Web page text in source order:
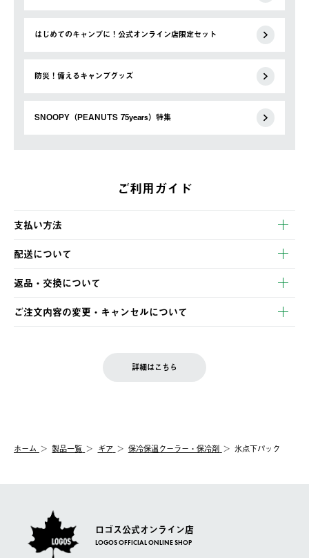
はじめてのキャンプに！公式オンライン店限定セット
防災！備えるキャンプグッズ
SNOOPY（PEANUTS 75years）特集
ご利用ガイド
支払い方法
以下のいずれかの方法でお支払いいただけます。
・クレジットカード決済
・コンビニ決済
・Pay-easy決済
配送について
【発送スケジュール】
ご注文・ご入金完了より2営業日以内に商品を発送いたします。
土日祝の発送はございませんので、木曜日以降のご注文は週明け
の発送となる場合がございます。
【配送業者】
佐川急便にて配送されます。
返品・交換について
※お客様都合の場合
お客様都合の返品にかかる送料は、お客様ご負担とさせていただ
む）は受け付けておりません。
一度お手元の商品を返品いただき、ご希望商品を再注文してくだ
ご注文内容の変更・キャンセルについて
LOGOS FAMILY会員の方は、会員マイページ内 購入履歴画面に
詳細はこちら
ホーム 製品一覧 ギア 保冷保温クーラー・保冷剤 氷点下パック
ロゴス公式オンライン店
LOGOS OFFICIAL ONLINE SHOP